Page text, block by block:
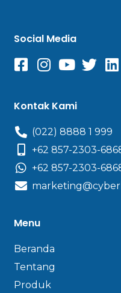
Social Media
Kontak Kami
(022) 8888 1 999
+62 857-2303-
+62 857-2303-
Menu
Beranda
Tentang
Produk